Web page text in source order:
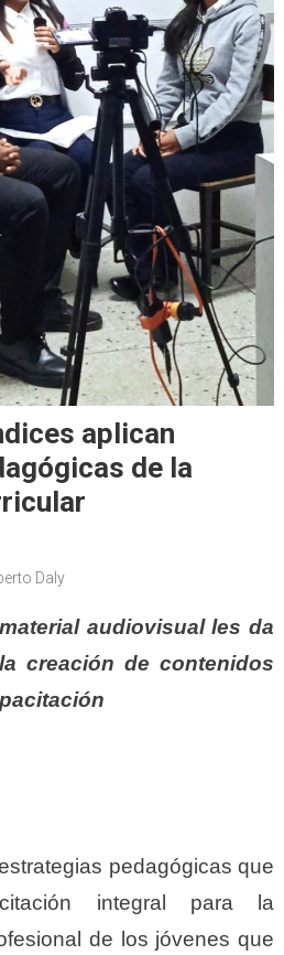
aplican
de la
Daly
audiovisual les da
creación de contenidos
pedagógicas que
integral para la
de los jóvenes que